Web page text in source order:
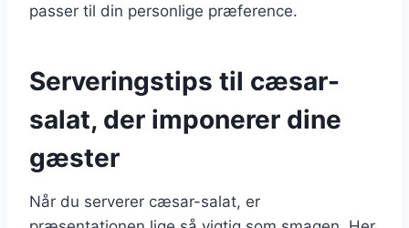
passer til din personlige præference.
Serveringstips til cæsar-
salat, der imponerer dine
gæster
Når du serverer cæsar-salat, er